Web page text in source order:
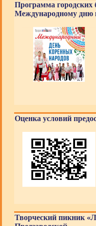
Программа городских
Международному дню
Оценка условий
Творческий пикник